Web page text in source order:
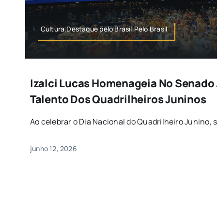
Cultura,Destaque pelo Brasil,Pelo Brasil
Izalci Lucas Homenageia No Senado
Talento Dos Quadrilheiros Juninos
Ao celebrar o Dia Nacional do Quadrilheiro Junino,
junho 12, 2026